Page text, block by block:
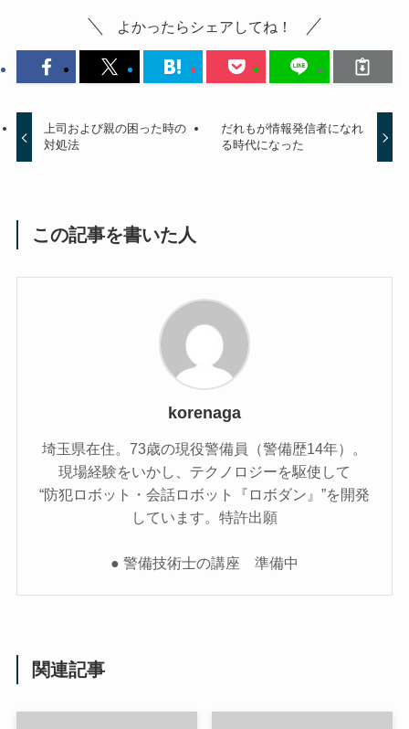
よかったらシェアしてね！
上司および親の困った時の
対処法
だれもが情報発信者になれ
る時代になった
この記事を書いた人
korenaga
埼玉県在住。73歳の現役警備員（警備歴14年）。
現場経験をいかし、テクノロジーを駆使して
“防犯ロボット・会話ロボット『ロボダン』”を開発
しています。特許出願
● 警備技術士の講座 準備中
関連記事